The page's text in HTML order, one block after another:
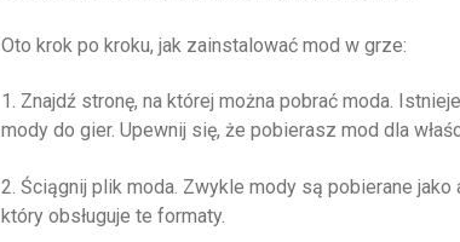
Oto krok po kroku, jak zainstalować mod w grze:
1. Znajdź stronę, na której można pobrać moda.
mody do gier. Upewnij się, że pobierasz mod dla
2. Ściągnij plik moda. Zwykle mody są pobierane
który obsługuje te formaty.